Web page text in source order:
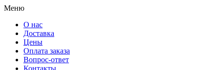
Меню
О нас
Доставка
Цены
Оплата заказа
Вопрос-ответ
Контакты